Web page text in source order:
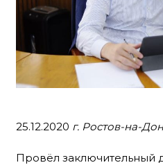
25.12.2020 г. Ростов-на-
Провёл заключительный